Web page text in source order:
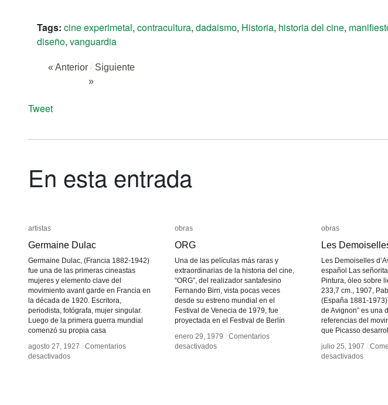
Tags: cine experimetal, contracultura, dadaismo, Historia, historia del cine,
diseño, vanguardia
« Anterior / Siguiente
»
Tweet
En esta entrada
artistas
Germaine Dulac
Germaine Dulac, (Francia 1882-1942)
fue una de las primeras cineastas
mujeres y elemento clave del
movimiento avant garde en Francia en
la década de 1920. Escritora,
periodista, fotógrafa, mujer singular.
Luego de la primera guerra mundial
comenzó su propia casa
agosto 27, 1927 / Comentarios
desactivadosen
artistas
Germaine Dulac
agosto 27, 1927 / Comentarios
desactivadosen
obras
ORG
Una de las películas más raras y
extraordinarias de la historia del cine,
“ORG”, del realizador santafesino
Fernando Birri, vista pocas veces
desde su estreno mundial en el
Festival de Venecia de 1979, fue
proyectada en el Festival de Berlín
enero 29, 1979 / Comentarios
desactivadosen
obras
ORG
enero 29, 1979 / Comentarios
desactivadosen
obras
Les
Les Demoiselles
español Las
Pintura, óleo sobre
233,7 cm., 1907,
(España 1881-
de Avignon” es una
referencias del
que Picasso
julio 25, 1907 /
desactivadosen
obras
Les
julio 25, 1907 /
desactivadosen